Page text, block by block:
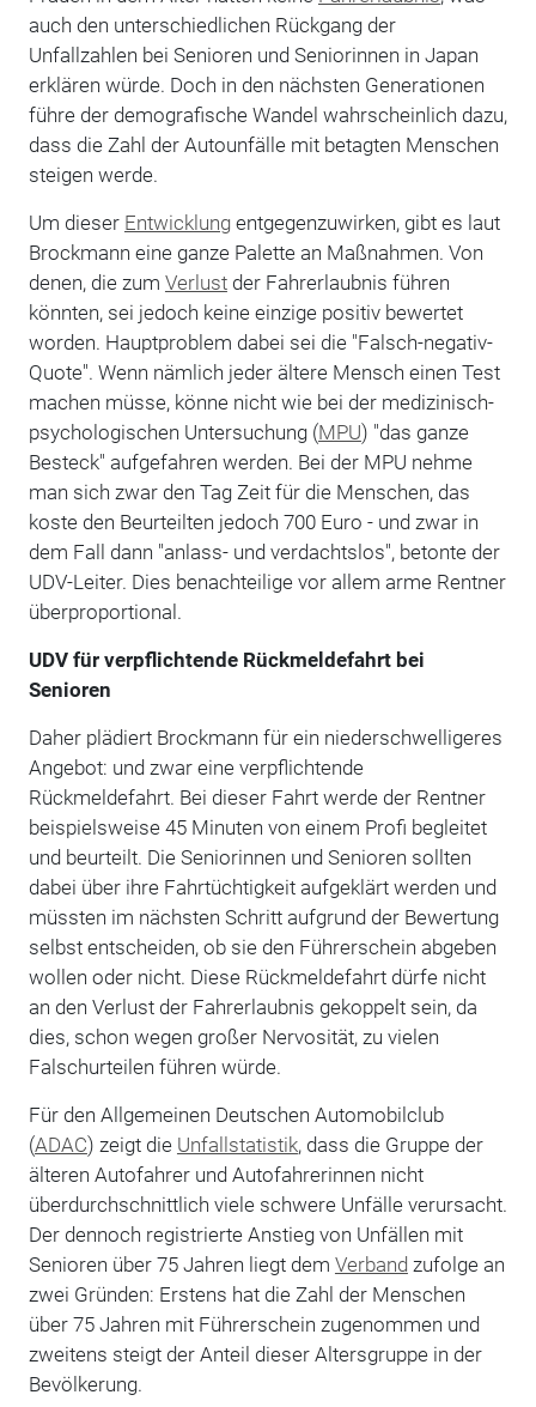
auch den unterschiedlichen Rückgang der
Unfallzahlen bei Senioren und Seniorinnen in Japan
erklären würde. Doch in den nächsten Generationen
führe der demografische Wandel wahrscheinlich dazu,
dass die Zahl der Autounfälle mit betagten Menschen
steigen werde.
Um dieser Entwicklungentgegenzuwirken, gibt es laut
Brockmann eine ganze Palette an Maßnahmen. Von
denen, die zum Verlustder Fahrerlaubnis führen
könnten, sei jedoch keine einzige positiv bewertet
worden. Hauptproblem dabei sei die "Falsch-negativ-
Quote". Wenn nämlich jeder ältere Mensch einen Test
machen müsse, könne nicht wie bei der medizinisch-
psychologischen Untersuchung (MPU) "das ganze
Besteck" aufgefahren werden. Bei der MPU nehme
man sich zwar den Tag Zeit für die Menschen, das
koste den Beurteilten jedoch 700 Euro - und zwar in
dem Fall dann "anlass- und verdachtslos", betonte der
UDV-Leiter. Dies benachteilige vor allem arme Rentner
überproportional.
UDV für verpflichtende Rückmeldefahrt bei
Senioren
Daher plädiert Brockmann für ein niederschwelligeres
Angebot: und zwar eine verpflichtende
Rückmeldefahrt. Bei dieser Fahrt werde der Rentner
beispielsweise 45 Minuten von einem Profi begleitet
und beurteilt. Die Seniorinnen und Senioren sollten
dabei über ihre Fahrtüchtigkeit aufgeklärt werden und
müssten im nächsten Schritt aufgrund der Bewertung
selbst entscheiden, ob sie den Führerschein abgeben
wollen oder nicht. Diese Rückmeldefahrt dürfe nicht
an den Verlust der Fahrerlaubnis gekoppelt sein, da
dies, schon wegen großer Nervosität, zu vielen
Falschurteilen führen würde.
Für den Allgemeinen Deutschen Automobilclub
(ADAC) zeigt die Unfallstatistik, dass die Gruppe der
älteren Autofahrer und Autofahrerinnen nicht
überdurchschnittlich viele schwere Unfälle verursacht.
Der dennoch registrierte Anstieg von Unfällen mit
Senioren über 75 Jahren liegt dem Verband zufolge an
zwei Gründen: Erstens hat die Zahl der Menschen
über 75 Jahren mit Führerschein zugenommen und
zweitens steigt der Anteil dieser Altersgruppe in der
Bevölkerung.